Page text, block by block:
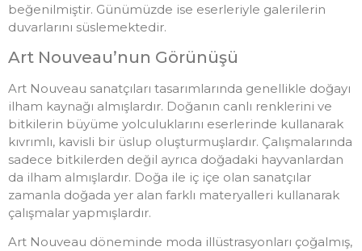
beğenilmiştir. Günümüzde ise eserleriyle galerilerin
duvarlarını süslemektedir.
Art Nouveau’nun Görünüşü
Art Nouveau sanatçıları tasarımlarında genellikle doğayı
ilham kaynağı almışlardır. Doğanın canlı renklerini ve
bitkilerin büyüme yolculuklarını eserlerinde kullanarak
kıvrımlı, kavisli bir üslup oluşturmuşlardır. Çalışmalarında
sadece bitkilerden değil ayrıca doğadaki hayvanlardan
da ilham almışlardır. Doğa ile iç içe olan sanatçılar
zamanla doğada yer alan farklı materyalleri kullanarak
çalışmalar yapmışlardır.
Art Nouveau döneminde moda illüstrasyonları çoğalmış,